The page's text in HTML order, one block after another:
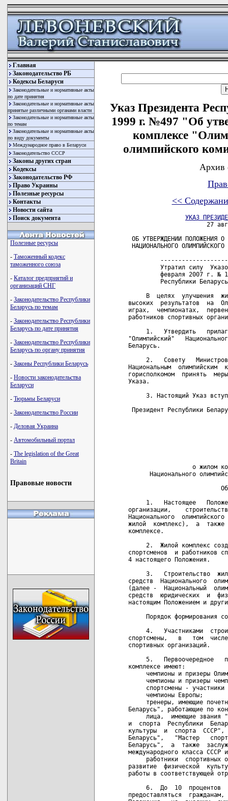
Главная
Законодательство РБ
Кодексы Беларуси
Законодательные и нормативные акты
по дате принятия
Законодательные и нормативные акты
принятые различными органами власти
Законодательные и нормативные акты
по темам
Законодательные и нормативные акты
по виду документы
Международное право в Беларуси
Законодательство СССР
Законы других стран
Кодексы
Законодательство РФ
Право Украины
Полезные ресурсы
Контакты
Новости сайта
Поиск документа
Полезные ресурсы
- Таможенный кодекс
таможенного союза
- Каталог предприятий и
организаций СНГ
- Законодательство Республики
Беларусь по темам
- Законодательство Республики
Беларусь по дате принятия
- Законодательство Республики
Беларусь по органу принятия
- Законы Республики Беларусь
- Новости законодательства
Беларуси
- Тюрьмы Беларуси
- Законодательство России
- Деловая Украина
- Автомобильный портал
- The legislation of the Great
Britain
Правовые новости
Указ Президента
1999 г. №497 "Об
комплексе
олимпийского
Архив
<<
УКАЗ